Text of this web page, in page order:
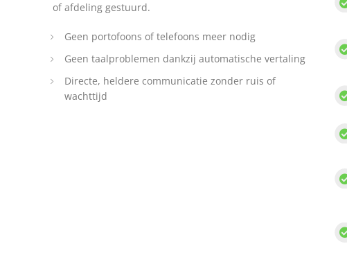
of afdeling gestuurd.
Geen portofoons of telefoons meer nodig
Geen taalproblemen dankzij automatische vertaling
Directe, heldere communicatie zonder ruis of
wachttijd